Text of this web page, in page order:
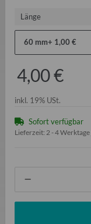
Länge
60 mm+ 1,00 €
4,00 €
inkl. 19% USt.
Sofort verfügbar
Lieferzeit: 2 - 4 Werktage